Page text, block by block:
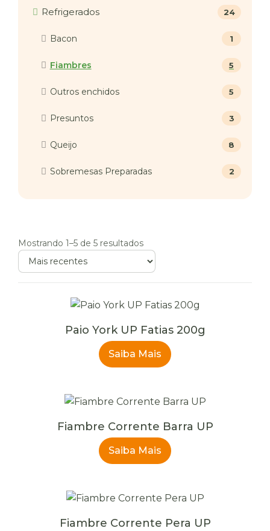
Refrigerados 24
Bacon 1
Fiambres 5
Outros enchidos 5
Presuntos 3
Queijo 8
Sobremesas Preparadas 2
Mostrando 1–5 de 5 resultados
Ordenar
produtos
Paio York UP Fatias 200g
Saiba Mais
Fiambre Corrente Barra UP
Saiba Mais
Fiambre Corrente Pera UP